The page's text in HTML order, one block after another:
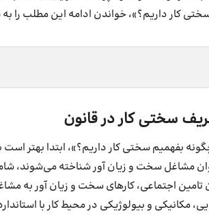
کار داریم؟»، خواندن ادامه این مطلب را
سختی کار در قانون
بفهمیم سختی کار داریم؟»، ابتدا بهتر است
مشاغل سخت و زیان آور شناخته می‌شوند،
اصلاحی ماده ۷۶ قانون تامین اجتماعی، کارهای سخت و
مکانیکی و بیولوژیکی در محیط کار با